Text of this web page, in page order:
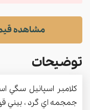
مشاهده
توضیحات
كلامبر اسپانيل سگي
جمجمه اي گرد ،